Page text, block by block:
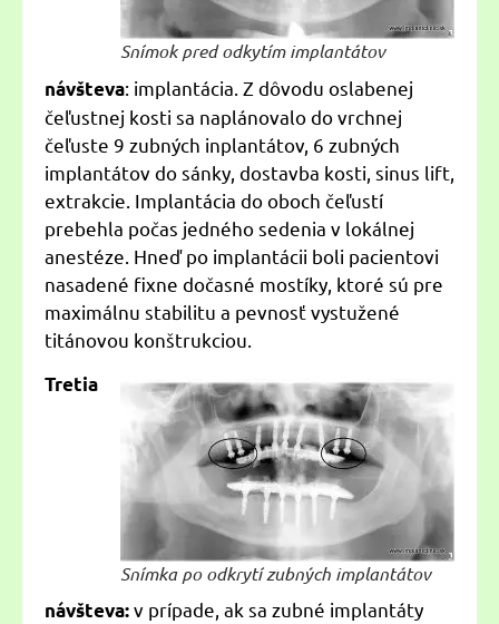
Snímok pred odkytím implantátov
návšteva: implantácia. Z dôvodu oslabenej
čeľustnej kosti sa naplánovalo do vrchnej
čeľuste 9 zubných inplantátov, 6 zubných
implantátov do sánky, dostavba kosti, sinus lift,
extrakcie. Implantácia do oboch čeľustí
prebehla počas jedného sedenia v lokálnej
anestéze. Hneď po implantácii boli pacientovi
nasadené fixne dočasné mostíky, ktoré sú pre
maximálnu stabilitu a pevnosť vystužené
titánovou konštrukciou.
Snímka po odkrytí zubných implantátov
Tretia
návšteva:v prípade, ak sa zubné implantáty